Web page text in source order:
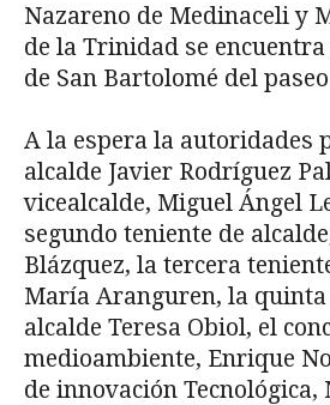
Nazareno de Medinaceli y
de la Trinidad se
de San Bartolomé del
A la espera la autoridades
alcalde Javier Rodríguez
vicealcalde, Miguel Ángel
segundo teniente de
Blázquez, la tercera
María Aranguren, la quinta
alcalde Teresa Obiol, el
medioambiente, Enrique
de innovación